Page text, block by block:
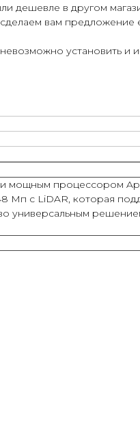
дешевле в другом
вам предложение
установить и
и мощным процессором
Мп с LiDAR, которая
универсальным